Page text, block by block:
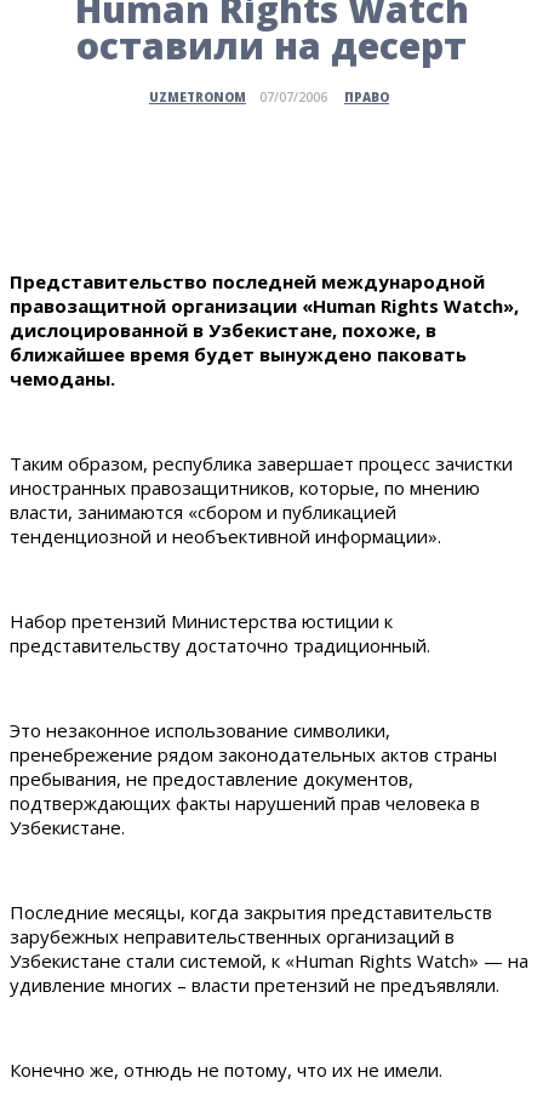
оставили на десерт
UZMETRONOM 07/07/2006 ПРАВО
Представительство последней международной
правозащитной организации «Human Rights Watch»,
дислоцированной в Узбекистане, похоже, в
ближайшее время будет вынуждено паковать
чемоданы.
Таким образом, республика завершает процесс зачистки
иностранных правозащитников, которые, по мнению
власти, занимаются «сбором и публикацией
тенденциозной и необъективной информации».
Набор претензий Министерства юстиции к
представительству достаточно традиционный.
Это незаконное использование символики,
пренебрежение рядом законодательных актов страны
пребывания, не предоставление документов,
подтверждающих факты нарушений прав человека в
Узбекистане.
Последние месяцы, когда закрытия представительств
зарубежных неправительственных организаций в
Узбекистане стали системой, к «Human Rights Watch» — на
удивление многих – власти претензий не предъявляли.
Конечно же, отнюдь не потому, что их не имели.